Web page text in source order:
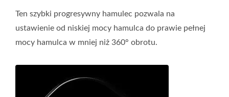
Ten szybki progresywny hamulec pozwala na
ustawienie od niskiej mocy hamulca do prawie pełnej
mocy hamulca w mniej niż 360° obrotu.